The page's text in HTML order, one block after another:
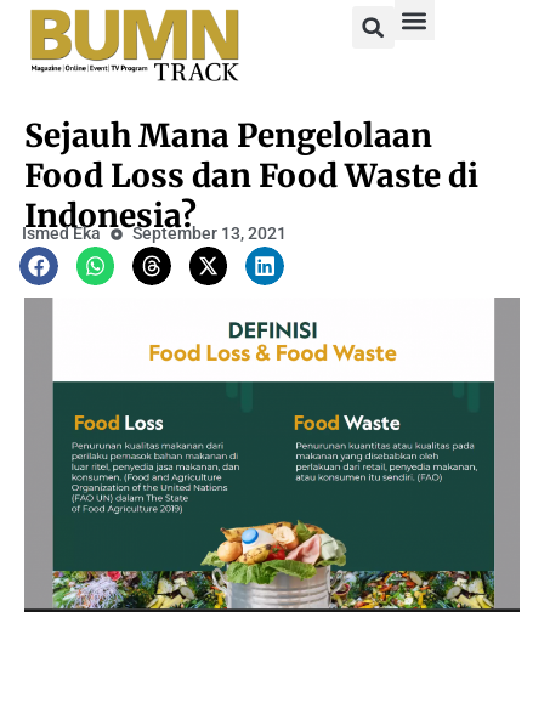
Sejauh Mana Pengelolaan
Food Loss dan Food Waste di
Indonesia?
Ismed Eka September 13, 2021